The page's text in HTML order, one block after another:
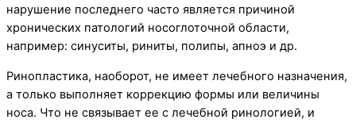
нарушение последнего часто является причиной
хронических патологий носоглоточной области,
например: синуситы, риниты, полипы, апноэ и др.
Ринопластика, наоборот, не имеет лечебного назначения,
а только выполняет коррекцию формы или величины
носа. Что не связывает ее с лечебной ринологией, и